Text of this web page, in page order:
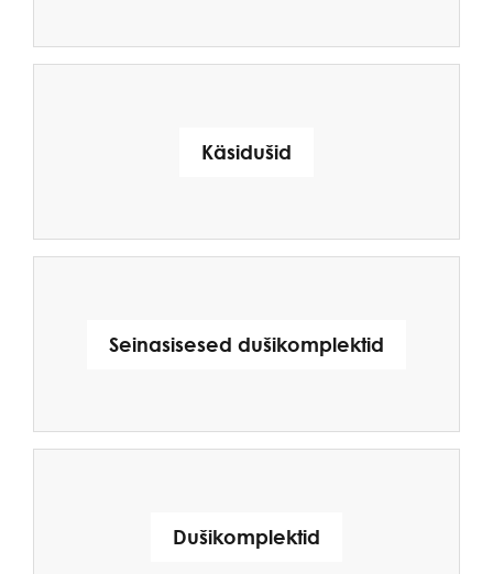
Käsidušid
Seinasisesed dušikomplektid
Dušikomplektid